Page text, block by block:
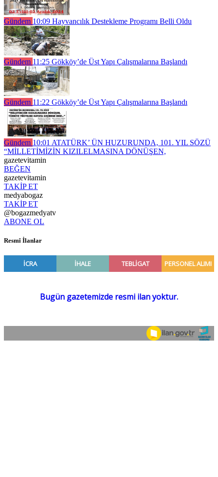
Gündem 10:09 Hayvancılık Destekleme Programı Belli Oldu
Gündem 11:25 Gökköy’de Üst Yapı Çalışmalarına Başlandı
Gündem 11:22 Gökköy’de Üst Yapı Çalışmalarına Başlandı
Gündem 10:01 ATATÜRK’ ÜN HUZURUNDA, 101. YIL SÖZÜ
“MİLLETİMİZİN KIZILELMASINA DÖNÜŞEN,
gazetevitamin
BEĞEN
gazetevitamin
TAKİP ET
medyabogaz
TAKİP ET
@bogazmedyatv
ABONE OL
Resmî İlanlar